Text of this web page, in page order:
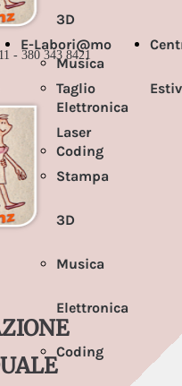
3D
Musica
Elettronica
Coding
- 380 343 8421
E-Labori@mo
Taglio
Laser
Stampa
3D
Musica
Elettronica
Coding